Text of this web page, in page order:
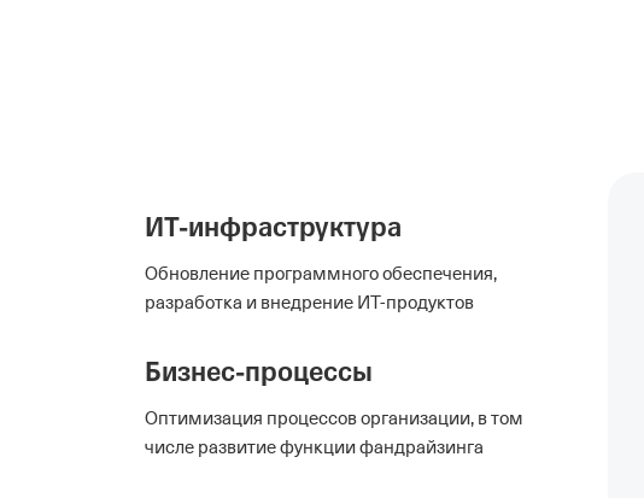
ИТ-инфраструктура
Обновление программного обеспечения,
разработка и внедрение ИТ-продуктов
Бизнес-процессы
Оптимизация процессов организации, в том
числе развитие функции фандрайзинга